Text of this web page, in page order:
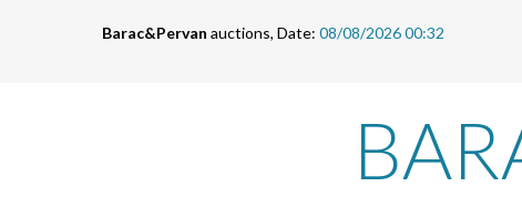
Barac&Pervan auctions, Date: 08/08/2026 00:32